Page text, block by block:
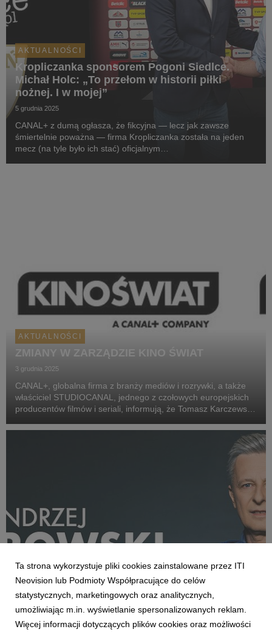
AKTUALNOŚCI
Kropliczanka sponsorem Pogoni Siedlce.
Michał Holc: „To przełom w historii piłki
nożnej. I w mojej”
5 grudnia 2025
CANAL+ z dumą ogłasza, że fikcyjna — lecz jak zawsze
śmiertelnie poważna — firma Kropliczanka została na jeden
mecz (na tyle było ich stać) oficjalnym
AKTUALNOŚCI
ZMIANY W ZARZĄDZIE KINO ŚWIAT
3 grudnia 2025
CANAL+, globalna firma z branży mediów i rozrywki, a także
właściciel STUDIOCANAL, jednego z czołowych europejskich
producentów filmów i seriali, informują, że Tomasz Karczewski,
stanowiska członka zarządu spółki i z ...
AKTUALNOŚCI
„Here We Go!” Andrzej Twarowski w CANAL+!
7 sierpnia 2025
Ta strona wykorzystuje pliki cookies zainstalowane przez ITI
Neovision lub Podmioty Współpracujące do celów
statystycznych, marketingowych oraz analitycznych,
umożliwiając m.in. wyświetlanie spersonalizowanych reklam.
Więcej informacji dotyczących plików cookies oraz możliwości